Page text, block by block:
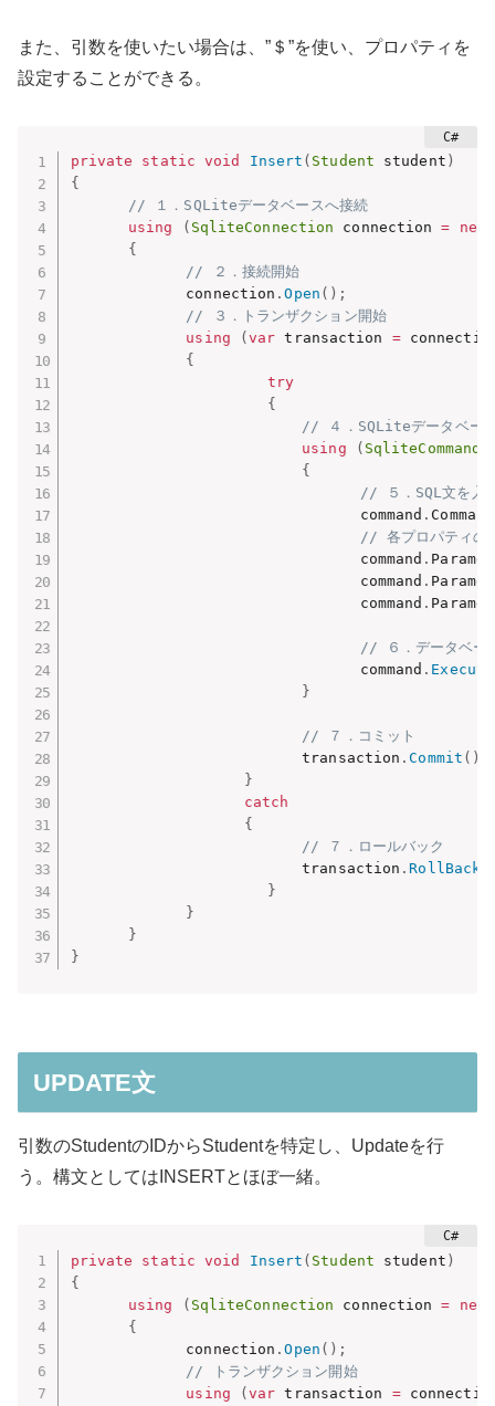
また、引数を使いたい場合は、”＄”を使い、プロパティを
設定することができる。
private static void Insert ( Student student )
{
// １．SQLiteデータベースへ接続
using
( SqliteConnection connection =
new
{
// ２．接続開始
connection .Open ( ) ;
// ３．トランザクション開始
using
(var transaction =
{
try
{
// ４．SQLiteデータベース
using
( SqliteCommand
{
// ５．SQL文を入
command .
// 各プロパティの
command .
command .
command .
// ６．データベー
command .
}
// ７．コミット
transaction .Commit ( )
}
catch
{
// ７．ロールバック
transaction .RollBack
}
}
}
}
UPDATE文
引数のStudentのIDからStudentを特定し、Updateを行
う。構文としてはINSERTとほぼ一緒。
private static void Insert ( Student student )
{
using
( SqliteConnection connection =
new
{
connection .Open ( ) ;
// トランザクション開始
using
(var transaction =